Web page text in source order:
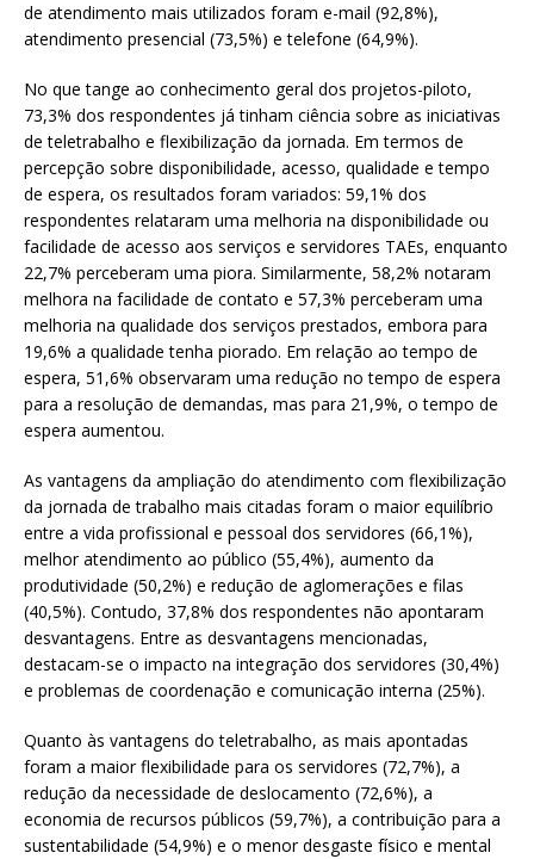
de atendimento mais utilizados foram e-mail (92,8%),
atendimento presencial (73,5%) e telefone (64,9%).
No que tange ao conhecimento geral dos projetos-piloto,
73,3% dos respondentes já tinham ciência sobre as iniciativas
de teletrabalho e flexibilização da jornada. Em termos de
percepção sobre disponibilidade, acesso, qualidade e tempo
de espera, os resultados foram variados: 59,1% dos
respondentes relataram uma melhoria na disponibilidade ou
facilidade de acesso aos serviços e servidores TAEs, enquanto
22,7% perceberam uma piora. Similarmente, 58,2% notaram
melhora na facilidade de contato e 57,3% perceberam uma
melhoria na qualidade dos serviços prestados, embora para
19,6% a qualidade tenha piorado. Em relação ao tempo de
espera, 51,6% observaram uma redução no tempo de espera
para a resolução de demandas, mas para 21,9%, o tempo de
espera aumentou.
As vantagens da ampliação do atendimento com flexibilização
da jornada de trabalho mais citadas foram o maior equilíbrio
entre a vida profissional e pessoal dos servidores (66,1%),
melhor atendimento ao público (55,4%), aumento da
produtividade (50,2%) e redução de aglomerações e filas
(40,5%). Contudo, 37,8% dos respondentes não apontaram
desvantagens. Entre as desvantagens mencionadas,
destacam-se o impacto na integração dos servidores (30,4%)
e problemas de coordenação e comunicação interna (25%).
Quanto às vantagens do teletrabalho, as mais apontadas
foram a maior flexibilidade para os servidores (72,7%), a
redução da necessidade de deslocamento (72,6%), a
economia de recursos públicos (59,7%), a contribuição para a
sustentabilidade (54,9%) e o menor desgaste físico e mental